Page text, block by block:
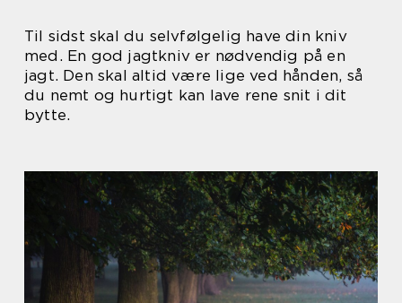
Til sidst skal du selvfølgelig have din kniv
med. En god jagtkniv er nødvendig på en
jagt. Den skal altid være lige ved hånden, så
du nemt og hurtigt kan lave rene snit i dit
bytte.